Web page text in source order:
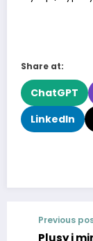
Share at:
ChatGPT
LinkedIn
Previous
Plusy i